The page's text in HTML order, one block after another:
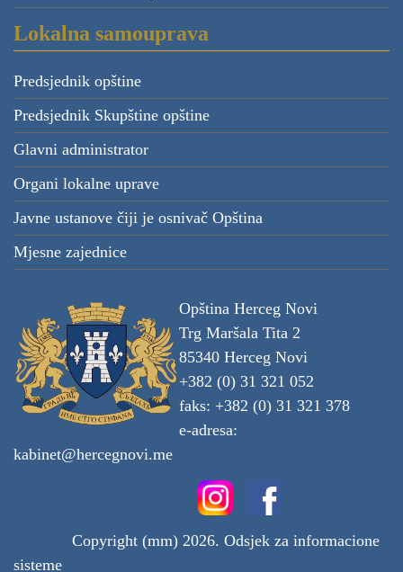
Lokalna samouprava
Predsjednik opštine
Predsjednik Skupštine opštine
Glavni administrator
Organi lokalne uprave
Javne ustanove čiji je osnivač Opština
Mjesne zajednice
Opština Herceg Novi
Trg Maršala Tita 2
85340 Herceg Novi
+382 (0) 31 321 052
faks: +382 (0) 31 321 378
e-adresa:
kabinet@hercegnovi.me
Copyright (mm) 2026. Odsjek za informacione
sisteme